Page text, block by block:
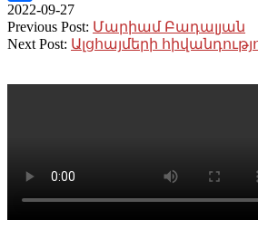
Link
Share
2022-09-27
Previous Post: Մարիամ Բադալյան
Next Post: Ալցհայմերի